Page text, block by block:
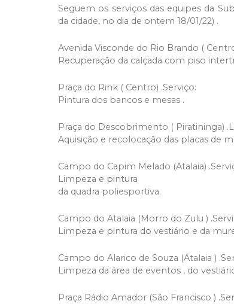
Seguem os serviços das equipes da
da cidade, no dia de ontem 18/01/22) .
Avenida Visconde do Rio Brando (
Recuperação da calçada com piso
Praça do Rink ( Centro) .Serviço:
Pintura dos bancos e mesas .
Praça do Descobrimento ( Piratininga)
Aquisição e recolocação das placas de
Campo do Capim Melado (Atalaia)
Limpeza e pintura
da quadra poliesportiva.
Campo do Atalaia (Morro do Zulu )
Limpeza e pintura do vestiário e da
Campo do Alarico de Souza (Atalaia )
Limpeza da área de eventos , do
Praça Rádio Amador (São Francisco )